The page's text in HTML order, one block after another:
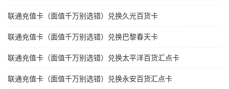
联通充值卡（面值千万别选错）兑换久光百货卡
联通充值卡（面值千万别选错）兑换巴黎春天卡
联通充值卡（面值千万别选错）兑换太平洋百货汇点卡
联通充值卡（面值千万别选错）兑换永安百货汇点卡